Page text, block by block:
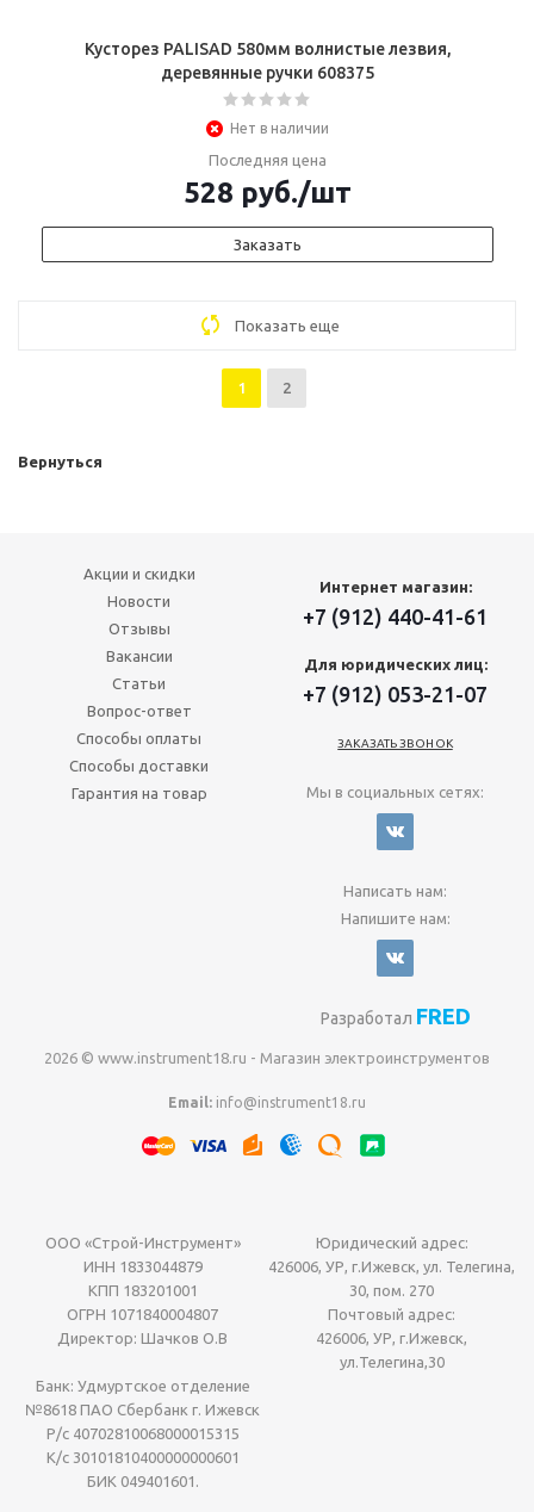
Кусторез PALISAD 580мм волнистые лезвия,
деревянные ручки 608375
Нет в наличии
Последняя цена
528 руб./шт
Заказать
Показать еще
1 2
Вернуться
Акции и скидки
Новости
Отзывы
Вакансии
Статьи
Вопрос-ответ
Способы оплаты
Способы доставки
Гарантия на товар
Интернет магазин:
+7 (912) 440-41-61
Для юридических лиц:
+7 (912) 053-21-07
ЗАКАЗАТЬ ЗВОНОК
Мы в социальных сетях:
Написать нам:
Напишите нам:
Разработал FRED
2026 © www.instrument18.ru - Магазин электроинструментов
Email: info@instrument18.ru
ООО «Строй-Инструмент»
ИНН 1833044879
КПП 183201001
ОГРН 1071840004807
Директор: Шачков О.В
Юридический адрес:
426006, УР, г.Ижевск, ул. Телегина,
30, пом. 270
Почтовый адрес:
426006, УР, г.Ижевск,
ул.Телегина,30
Банк: Удмуртское отделение
№8618 ПАО Сбербанк г. Ижевск
Р/с 40702810068000015315
К/с 30101810400000000601
БИК 049401601.